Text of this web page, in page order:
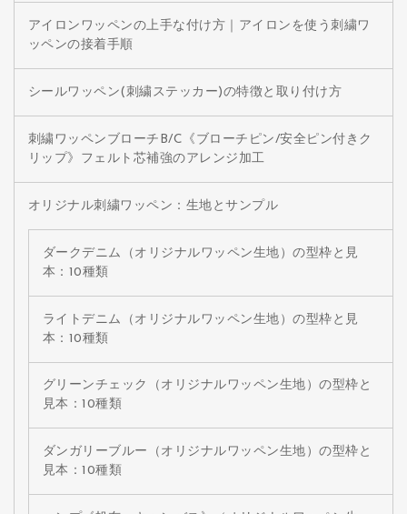
アイロンワッペンの上手な付け方｜アイロンを使う刺繍ワ
ッペンの接着手順
シールワッペン(刺繍ステッカー)の特徴と取り付け方
刺繍ワッペンブローチB/C《ブローチピン/安全ピン付きク
リップ》フェルト芯補強のアレンジ加工
オリジナル刺繍ワッペン：生地とサンプル
ダークデニム（オリジナルワッペン生地）の型枠と見
本：10種類
ライトデニム（オリジナルワッペン生地）の型枠と見
本：10種類
グリーンチェック（オリジナルワッペン生地）の型枠と
見本：10種類
ダンガリーブルー（オリジナルワッペン生地）の型枠と
見本：10種類